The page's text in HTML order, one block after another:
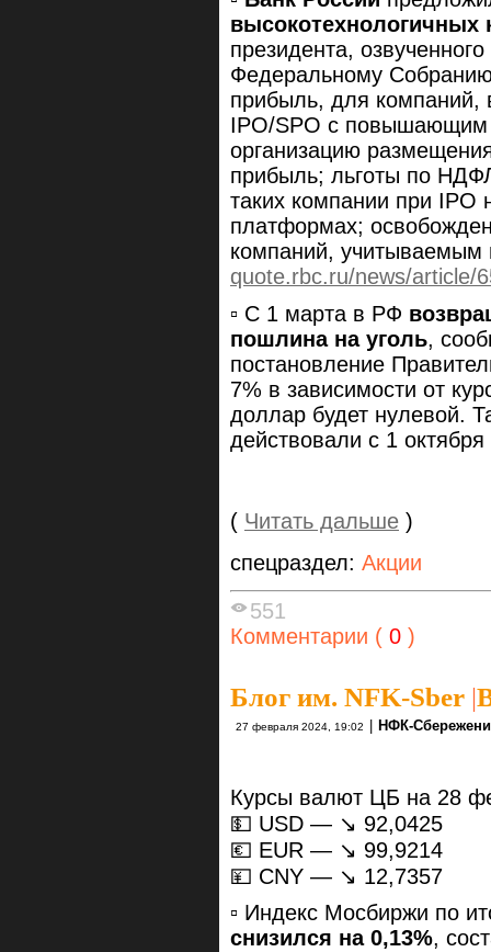
высокотехнологичных
президента,
Федеральному
прибыль, для компаний,
IPO/SPO с повышающим
организацию
прибыль; льготы по
таких компании при IPO
платформах;
компаний,
quote.rbc.ru/news/
▫️ С 1 марта в РФ
пошлина на уголь,
постановление
7% в зависимости от
доллар будет нулевой.
действовали с 1
( Читать дальше )
спецраздел: Акции
551
Комментарии ( 0 )
Блог им. NFK-Sber |
27 февраля 2024, 19:02 НФК-
Курсы валют ЦБ на 28
💵 USD — ↘️ 92,0425
💶 EUR — ↘️ 99,9214
💴 CNY — ↘️ 12,7357
▫️ Индекс Мосбиржи по
снизился на 0,13%,